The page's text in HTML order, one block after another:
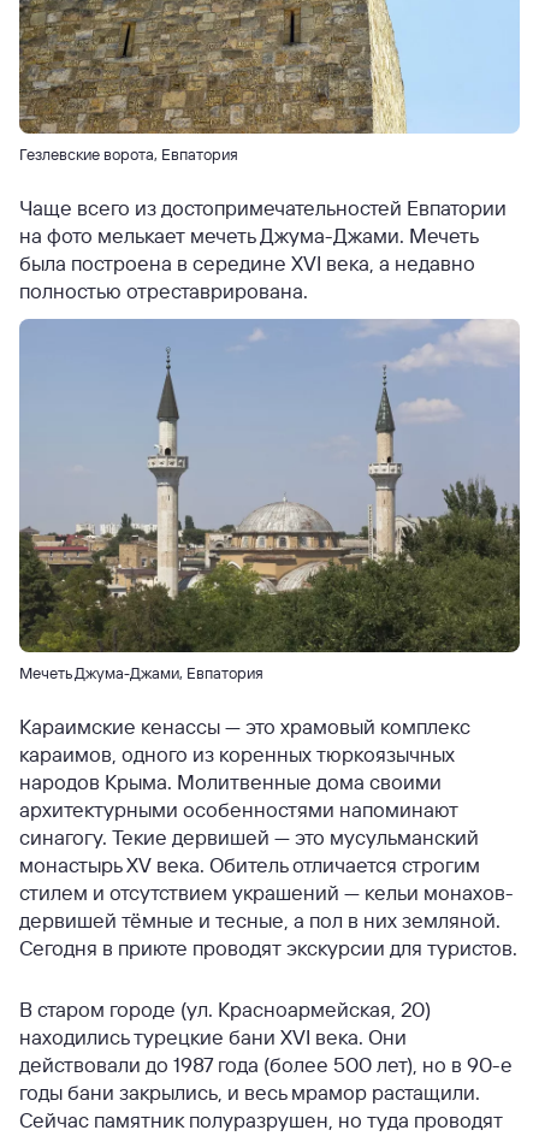
Гезлевские ворота, Евпатория
Чаще всего из достопримечательностей Евпатории
на фото мелькает мечеть Джума-Джами. Мечеть
была построена в середине XVI века, а недавно
полностью отреставрирована.
Мечеть Джума-Джами, Евпатория
Караимские кенассы — это храмовый комплекс
караимов, одного из коренных тюркоязычных
народов Крыма. Молитвенные дома своими
архитектурными особенностями напоминают
синагогу. Текие дервишей — это мусульманский
монастырь XV века. Обитель отличается строгим
стилем и отсутствием украшений — кельи монахов-
дервишей тёмные и тесные, а пол в них земляной.
Сегодня в приюте проводят экскурсии для туристов.
В старом городе (ул. Красноармейская, 20)
находились турецкие бани XVI века. Они
действовали до 1987 года (более 500 лет), но в 90-е
годы бани закрылись, и весь мрамор растащили.
Сейчас памятник полуразрушен, но туда проводят